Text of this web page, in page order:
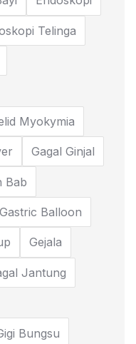
Telinga
Myokymia
Gagal Ginjal
Bab
Gastric Balloon
Gejala
Jantung
Bungsu